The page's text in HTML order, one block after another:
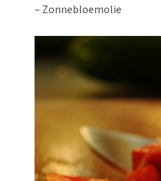
– Zonnebloemolie